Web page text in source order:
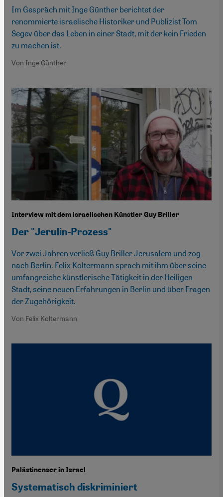
Im Gespräch mit Inge Günther berichtet der
renommierte israelische Historiker und Publizist Tom
Segev über das Leben in einer Stadt, mit der kein Frieden
zu machen ist.
Von Inge Günther
Interview mit dem israelischen Künstler Guy Briller
Der "Jerulin-Prozess"
Vor zwei Jahren verließ Guy Briller Jerusalem und zog
nach Berlin. Felix Koltermann sprach mit ihm über seine
umfangreiche künstlerische Tätigkeit in der Heiligen
Stadt, seine neuen Erfahrungen in Berlin und über Fragen
der Zugehörigkeit.
Von Felix Koltermann
Palästinenser in Israel
Systematisch diskriminiert